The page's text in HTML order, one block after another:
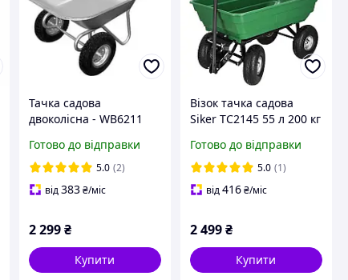
Тачка садова
двоколісна - WB6211
Готово до відправки
5.0 (2)
від383 ₴/міс
2 299 ₴
Купити
Візок тачка садова
Siker TC2145 55 л 200 кг
самоскид 4-колісний
для саду ферми R_2540
Готово до відправки
5.0 (1)
від416₴/міс
2 499₴
Купити